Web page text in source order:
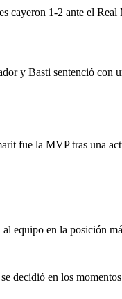
cayeron 1-2 ante el
y Basti sentenció con
fue la MVP tras una
equipo en la posición
decidió en los